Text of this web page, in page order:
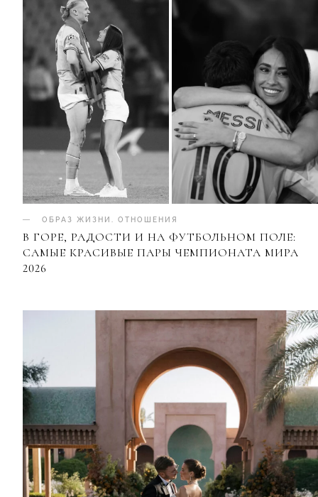
ОБРАЗ ЖИЗНИ ОТНОШЕНИЯ
В ГОРЕ, РАДОСТИ И НА ФУТБОЛЬНОМ ПОЛЕ:
САМЫЕ КРАСИВЫЕ ПАРЫ ЧЕМПИОНАТА МИРА
2026